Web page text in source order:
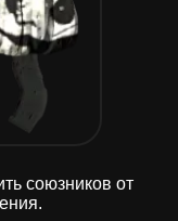
союзников от